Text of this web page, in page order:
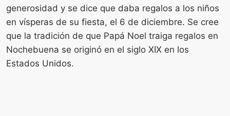
generosidad y se dice que daba regalos a los niños
en vísperas de su fiesta, el 6 de diciembre. Se cree
que la tradición de que Papá Noel traiga regalos en
Nochebuena se originó en el siglo XIX en los
Estados Unidos.